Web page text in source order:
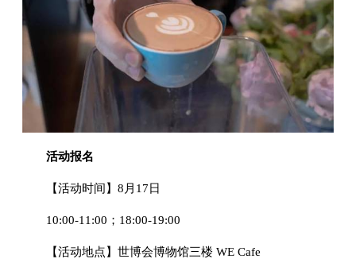
活动报名
【活动时间】8月17日
10:00-11:00；18:00-19:00
【活动地点】世博会博物馆三楼 WE Cafe